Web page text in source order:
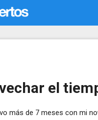
el
más de 7 meses con mi